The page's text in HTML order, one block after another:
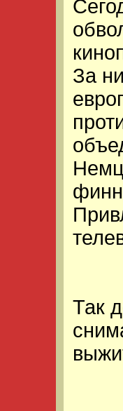
За
Так